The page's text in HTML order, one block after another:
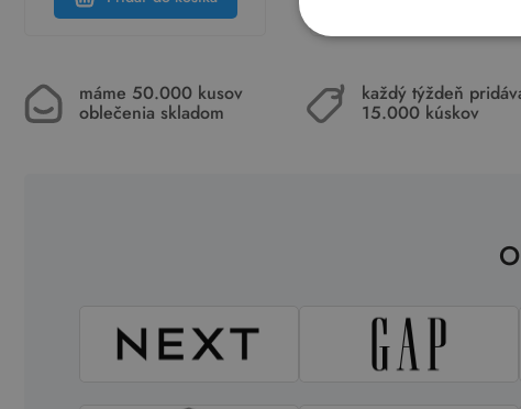
máme 50.000 kusov
oblečenia skladom
každý týždeň
15.000 kúskov